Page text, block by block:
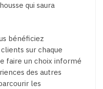
qui saura
bénéficiez
sur chaque
faire un choix informé
des autres
les